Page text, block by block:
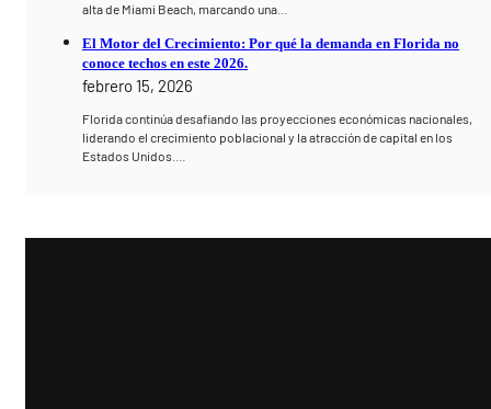
alta de Miami Beach, marcando una…
El Motor del Crecimiento: Por qué la demanda en Florida no
conoce techos en este 2026.
febrero 15, 2026
Florida continúa desafiando las proyecciones económicas nacionales,
liderando el crecimiento poblacional y la atracción de capital en los
Estados Unidos.…